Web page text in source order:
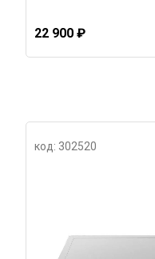
22 900 ₽
код: 302520